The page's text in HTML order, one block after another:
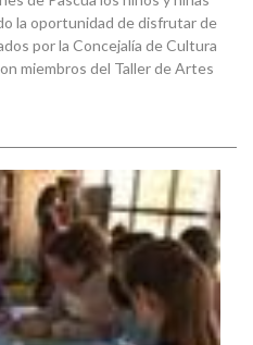
la oportunidad de disfrutar de
por la Concejalía de Cultura
miembros del Taller de Artes